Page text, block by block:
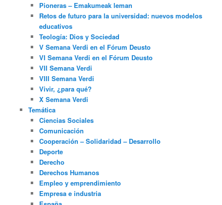
Pioneras – Emakumeak leman
Retos de futuro para la universidad: nuevos modelos
educativos
Teología: Dios y Sociedad
V Semana Verdi en el Fórum Deusto
VI Semana Verdi en el Fórum Deusto
VII Semana Verdi
VIII Semana Verdi
Vivir, ¿para qué?
X Semana Verdi
Temática
Ciencias Sociales
Comunicación
Cooperación – Solidaridad – Desarrollo
Deporte
Derecho
Derechos Humanos
Empleo y emprendimiento
Empresa e industria